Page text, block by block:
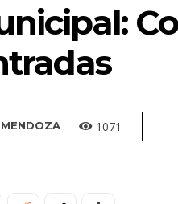
1071